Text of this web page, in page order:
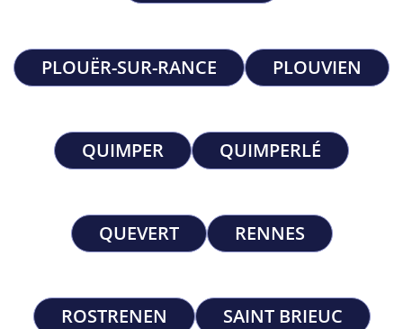
PLOUËR-SUR-RANCE PLOUVIEN
QUIMPER QUIMPERLÉ
QUEVERT RENNES
ROSTRENEN SAINT BRIEUC